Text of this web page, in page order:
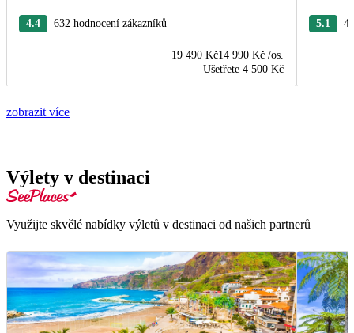
4.4 632 hodnocení zákazníků
19 490 Kč14 990 Kč /os.
Ušetřete 4 500 Kč
5.1
zobrazit více
Výlety v destinaci
Využijte skvělé nabídky výletů v destinaci od našich partnerů